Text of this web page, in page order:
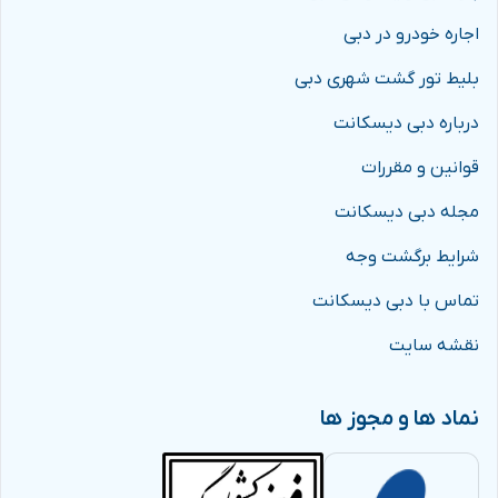
کابین سلبریت پلاس چرخ و فلک عین دبی
حقایقی جالب از چرخ و فلک عین دبی
همان‌طور که پیش‌تر ذکر شد، چرخ و فلک عین دبی، یا چشم
دبی، بزرگ‌ترین چرخ و فلک جهان است. برای درک بهتر عظمت
اجاره خودرو در دبی
بلیط تور گشت شهری دبی
درباره دبی دیسکانت
قوانین و مقررات
مجله دبی دیسکانت
شرایط برگشت وجه
تماس با دبی دیسکانت
نقشه سایت
نماد ها و مجوز ها